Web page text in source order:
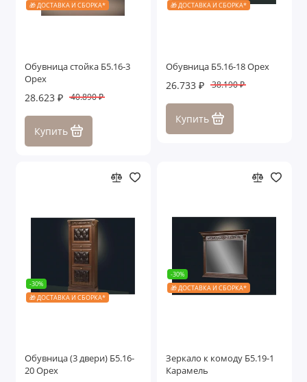
🎁 ДОСТАВКА И СБОРКА*
Обувница стойка Б5.16-3
Орех
28.623 ₽ 40.890 ₽
Купить
🎁 ДОСТАВКА И СБОРКА*
Обувница Б5.16-18 Орех
26.733 ₽ 38.190 ₽
Купить
-30%
🎁 ДОСТАВКА И СБОРКА*
Обувница (3 двери) Б5.16-
20 Орех
-30%
🎁 ДОСТАВКА И СБОРКА*
Зеркало к комоду Б5.19-1
Карамель